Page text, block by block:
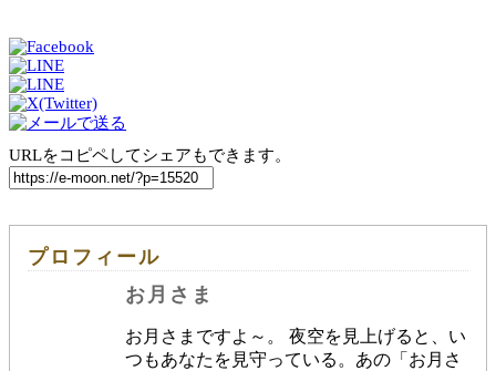
URLをコピペしてシェアもできます。
プロフィール
お月さま
お月さまですよ～。 夜空を見上げると、い
つもあなたを見守っている。あの「お月さ